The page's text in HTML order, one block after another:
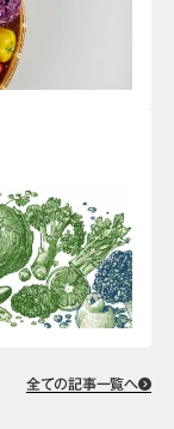
全ての記事一覧へ